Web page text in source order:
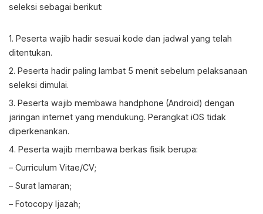
seleksi sebagai berikut:
1. Peserta wajib hadir sesuai kode dan jadwal yang telah
ditentukan.
2. Peserta hadir paling lambat 5 menit sebelum pelaksanaan
seleksi dimulai.
3. Peserta wajib membawa handphone (Android) dengan
jaringan internet yang mendukung. Perangkat iOS tidak
diperkenankan.
4. Peserta wajib membawa berkas fisik berupa:
– Curriculum Vitae/CV;
– Surat lamaran;
– Fotocopy Ijazah;